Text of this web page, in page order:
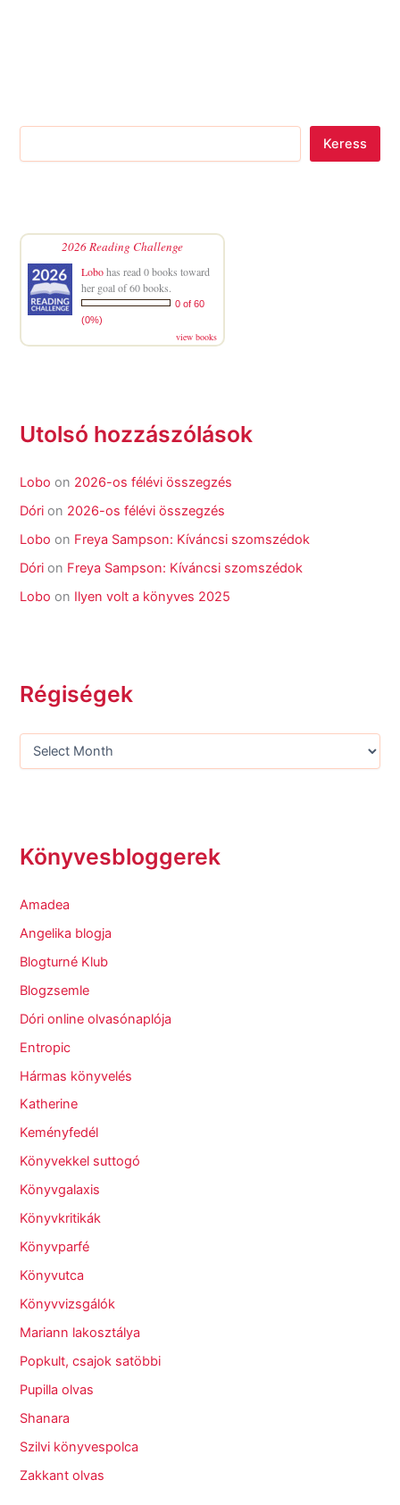
Keress
2026 Reading Challenge
Lobohas read 0 books toward
her goal of 60 books.
0 of 60
(0%)
view books
Utolsó hozzászólások
Lobo on 2026-os félévi összegzés
Dóri on 2026-os félévi összegzés
Lobo on Freya Sampson: Kíváncsi szomszédok
Dóri on Freya Sampson: Kíváncsi szomszédok
Lobo on Ilyen volt a könyves 2025
Régiségek
Könyvesbloggerek
Amadea
Angelika blogja
Blogturné Klub
Blogzsemle
Dóri online olvasónaplója
Entropic
Hármas könyvelés
Katherine
Keményfedél
Könyvekkel suttogó
Könyvgalaxis
Könyvkritikák
Könyvparfé
Könyvutca
Könyvvizsgálók
Mariann lakosztálya
Popkult, csajok satöbbi
Pupilla olvas
Shanara
Szilvi könyvespolca
Zakkant olvas